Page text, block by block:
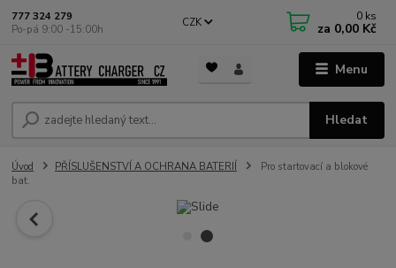
Menu
CZK
Hledat
777 324 279
Po-pá 9:00 -15:00h
0 ks
za 0,00 Kč
Úvod PŘÍSLUŠENSTVÍ A OCHRANA BATERIÍ
Pro startovací a blokové
bat.